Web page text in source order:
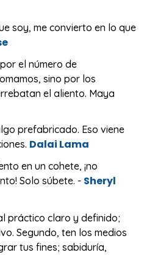
soy, me convierto en lo que
el número de
sino por los
el aliento. Maya
prefabricado. Eso viene
Dalai Lama
en un cohete, ¡no
Solo súbete. - Sheryl
práctico claro y definido;
Segundo, ten los medios
tus fines; sabiduría,